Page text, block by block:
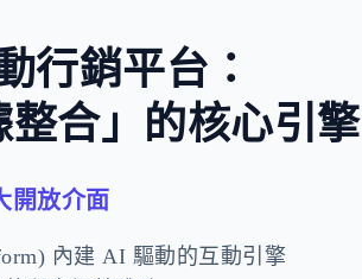
行銷平台：
合」的核心引擎
開放介面
內建 AI 驅動的互動引擎